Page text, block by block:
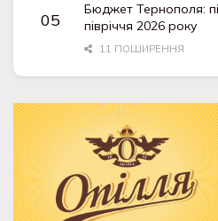
Бюджет Тернополя:
півріччя 2026 року
11 ПОШИРЕННЯ